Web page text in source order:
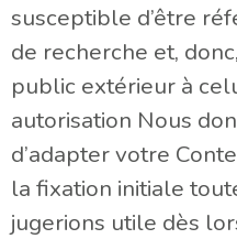
susceptible d’être
de recherche et,
public extérieur à
autorisation Nous
d’adapter votre
la fixation initiale
jugerions utile dès